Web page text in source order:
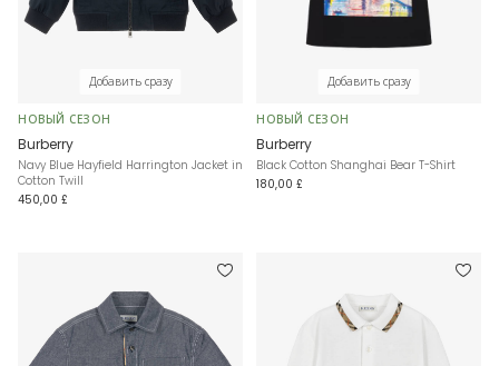
Добавить сразу
НОВЫЙ СЕЗОН
Burberry
Navy Blue Hayfield Harrington Jacket in
Cotton Twill
450,00 £
Добавить сразу
НОВЫЙ СЕЗОН
Burberry
Black Cotton Shanghai Bear T-Shirt
180,00 £